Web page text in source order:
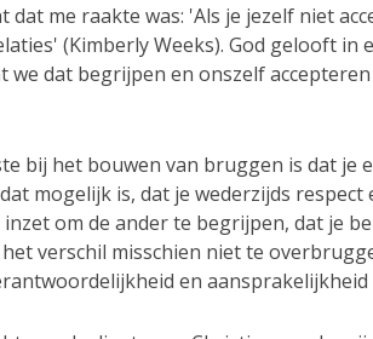
dat me raakte was: 'Als je jezelf niet
(Kimberly Weeks). God gelooft in
we dat begrijpen en onszelf
bij het bouwen van bruggen is dat je
mogelijk is, dat je wederzijds respect
inzet om de ander te begrijpen, dat je
verschil misschien niet te
en aansprakelijkheid